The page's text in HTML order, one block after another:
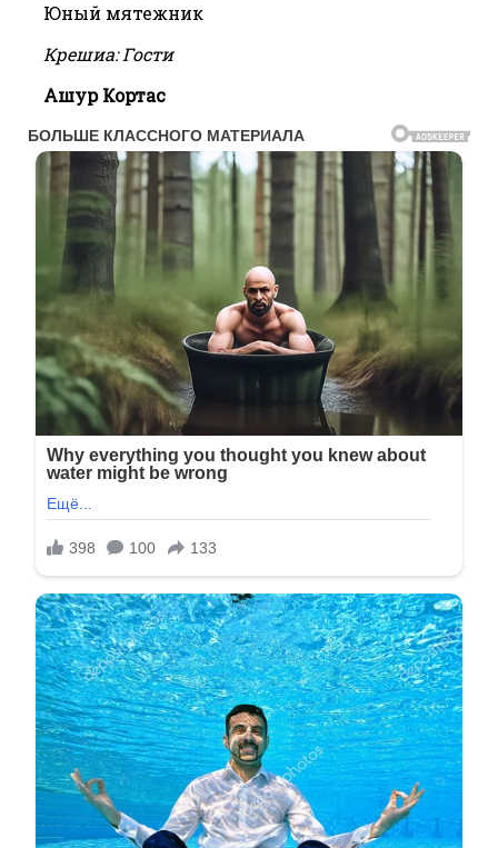
Юный мятежник
Крешиа: Гости
Ашур Кортас